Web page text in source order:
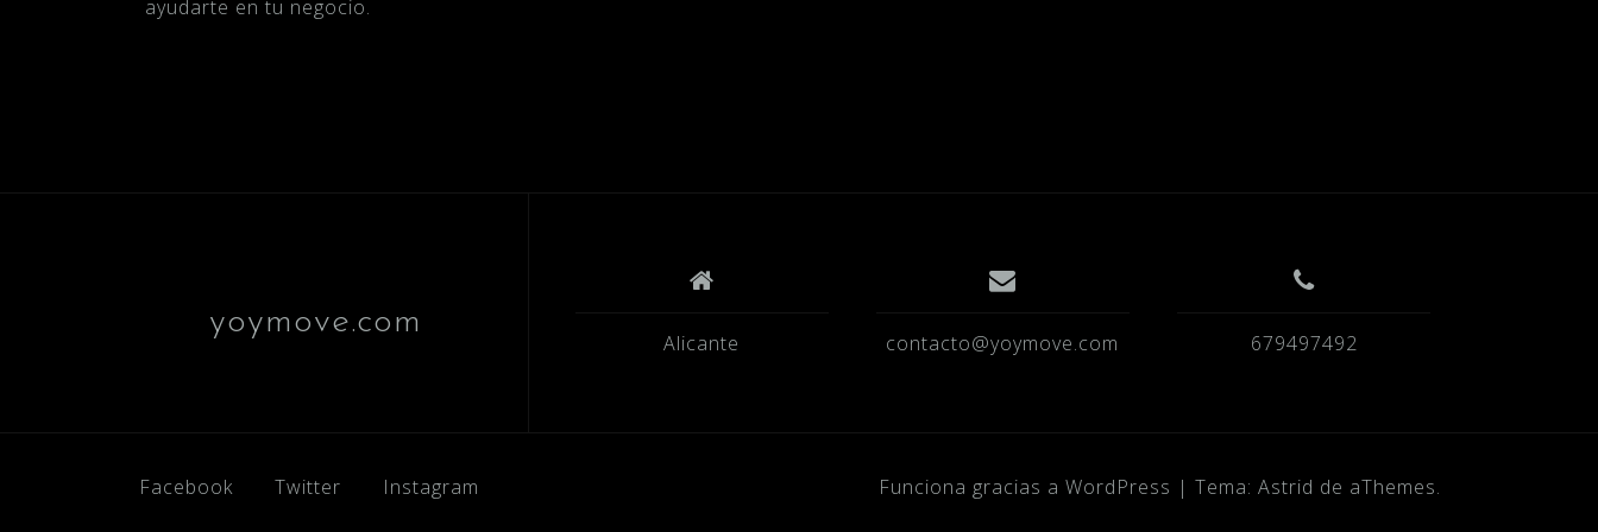
ayudarte en tu negocio.
yoymove.com
Alicante contacto@yoymove.com 679497492
Facebook Twitter Instagram Funciona gracias a WordPress | Tema: Astrid de aThemes.